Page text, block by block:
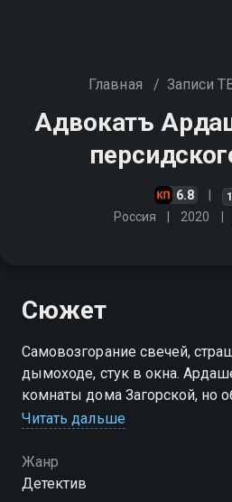
Главная / Записи
Адвокатъ
6.8
Россия 2020
Сюжет
Самовозгорание свечей,
дымоходе, стук в окна.
комнаты дома Загорской, но
В это же время при
мужчины в форме поручика
Читать дальше
Жанр
Детектив